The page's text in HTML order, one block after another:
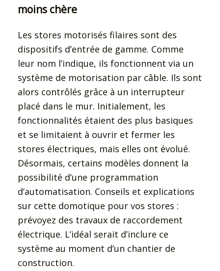
moins chère
Les stores motorisés filaires sont des
dispositifs d’entrée de gamme. Comme
leur nom l’indique, ils fonctionnent via un
système de motorisation par câble. Ils sont
alors contrôlés grâce à un interrupteur
placé dans le mur. Initialement, les
fonctionnalités étaient des plus basiques
et se limitaient à ouvrir et fermer les
stores électriques, mais elles ont évolué.
Désormais, certains modèles donnent la
possibilité d’une programmation
d’automatisation. Conseils et explications
sur cette domotique pour vos stores :
prévoyez des travaux de raccordement
électrique. L’idéal serait d’inclure ce
système au moment d’un chantier de
construction.